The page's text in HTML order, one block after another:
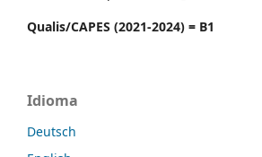
Qualis/CAPES (2021-2024) = B1
Idioma
Deutsch